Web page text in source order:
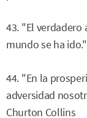
43. "El verdadero
mundo se ha
44. "En la
adversidad
Churton Collins